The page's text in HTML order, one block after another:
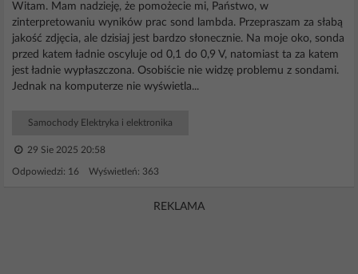
Witam. Mam nadzieję, że pomożecie mi, Państwo, w
zinterpretowaniu wyników prac sond lambda. Przepraszam za słabą
jakość zdjęcia, ale dzisiaj jest bardzo słonecznie. Na moje oko, sonda
przed katem ładnie oscyluje od 0,1 do 0,9 V, natomiast ta za katem
jest ładnie wypłaszczona. Osobiście nie widzę problemu z sondami.
Jednak na komputerze nie wyświetla...
Samochody Elektryka i elektronika
29 Sie 2025 20:58
Odpowiedzi: 16 Wyświetleń: 363
REKLAMA